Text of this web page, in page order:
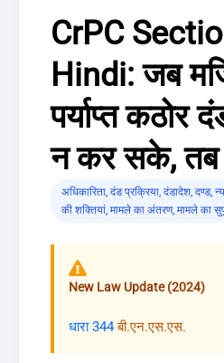
CrPC
Hindi: जब
पर्याप्त कठोर
न कर सके, तब
अधिकारिता, दंड प्रक्रिया, दंडादेश, दण्ड,
की शक्तियां, मामले का अंतरण, मामले का
New Law Update (2024)
धारा 344बी.एन.एस.एस.